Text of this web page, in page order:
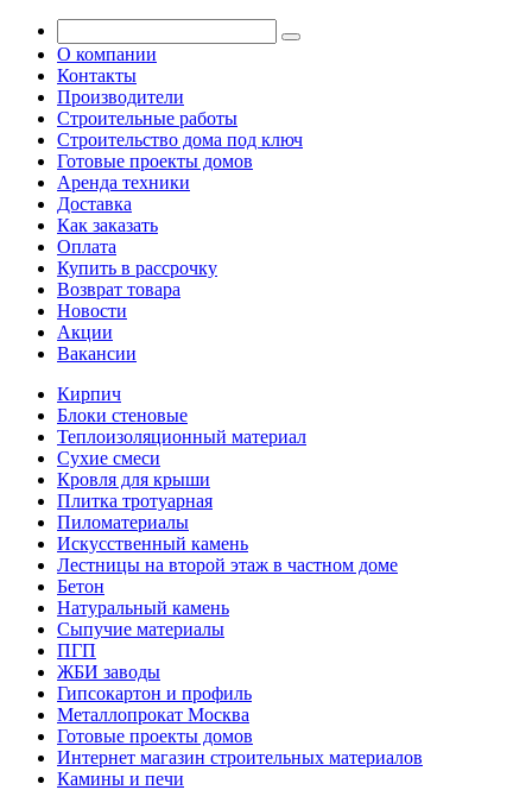
О компании
Контакты
Производители
Строительные работы
Строительство дома под ключ
Готовые проекты домов
Аренда техники
Доставка
Как заказать
Оплата
Купить в рассрочку
Возврат товара
Новости
Акции
Вакансии
Кирпич
Блоки стеновые
Теплоизоляционный материал
Сухие смеси
Кровля для крыши
Плитка тротуарная
Пиломатериалы
Искусственный камень
Лестницы на второй этаж в частном доме
Бетон
Натуральный камень
Сыпучие материалы
ПГП
ЖБИ заводы
Гипсокартон и профиль
Металлопрокат Москва
Готовые проекты домов
Интернет магазин строительных материалов
Камины и печи